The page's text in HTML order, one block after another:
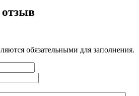
отзыв
обязательными для заполнения.